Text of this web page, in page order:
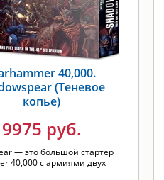
40,000.
(Теневое
копье)
9975 руб.
— это большой стартер
40,000 с армиями двух